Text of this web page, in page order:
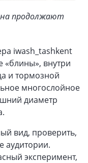
продолжают
iwash_tashkent
внутри
и тормозной
многослойное
диаметр
вид, проверить,
аудитории.
эксперимент,